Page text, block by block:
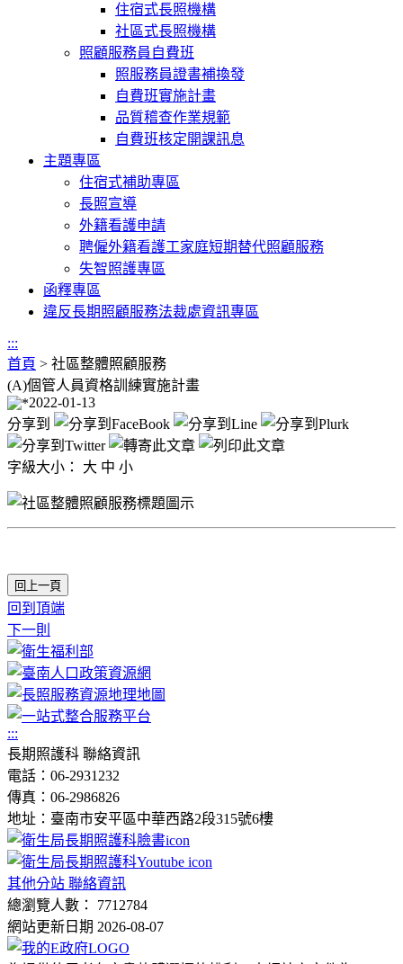
住宿式長照機構
社區式長照機構
照顧服務員自費班
照服務員證書補換發
自費班實施計畫
品質稽查作業規範
自費班核定開課訊息
主題專區
住宿式補助專區
長照宣導
外籍看護申請
聘僱外籍看護工家庭短期替代照顧服務
失智照護專區
函釋專區
違反長期照顧服務法裁處資訊專區
:::
首頁 > 社區整體照顧服務
(A)個管人員資格訓練實施計畫
2022-01-13
分享到
字級大小： 大 中 小
回上一頁
回到頂端
下一則
:::
長期照護科 聯絡資訊
電話：06-2931232
傳真：06-2986826
地址：臺南市安平區中華西路2段315號6樓
其他分站 聯絡資訊
總瀏覽人數： 7712784
網站更新日期 2026-08-07